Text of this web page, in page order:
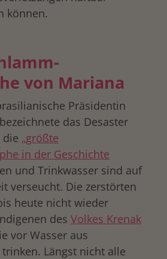
können.
von Mariana
Präsidentin
das Desaster
die „größte
in der Geschichte
und Trinkwasser sind auf
verseucht. Die zerstörten
heute nicht wieder
des Volkes Krenak
vor Wasser aus
Längst nicht alle